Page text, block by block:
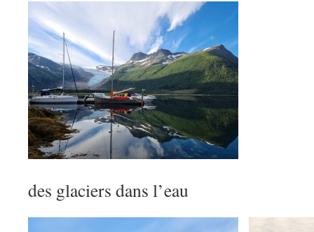
des glaciers dans l’eau